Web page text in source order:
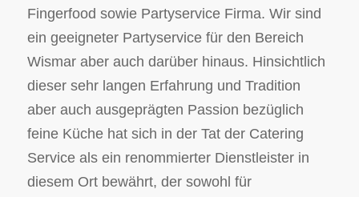
Fingerfood sowie Partyservice Firma. Wir sind
ein geeigneter Partyservice für den Bereich
Wismar aber auch darüber hinaus. Hinsichtlich
dieser sehr langen Erfahrung und Tradition
aber auch ausgeprägten Passion bezüglich
feine Küche hat sich in der Tat der Catering
Service als ein renommierter Dienstleister in
diesem Ort bewährt, der sowohl für